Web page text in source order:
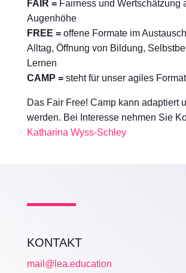
FAIR =Fairness und Wertschätzung
Augenhöhe
FREE =offene Formate im
Alltag, Öffnung von Bildung,
Lernen
CAMP =steht für unser agiles Format
Das Fair Free! Camp kann adaptiert
werden. Bei Interesse nehmen Sie
Katharina Wyss-Schley
KONTAKT
mail@lea.education